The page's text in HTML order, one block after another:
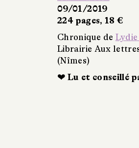
09/01/2019
224 pages, 18 €
Chronique de
Librairie Aux
(Nîmes)
❤ Lu et conseillé